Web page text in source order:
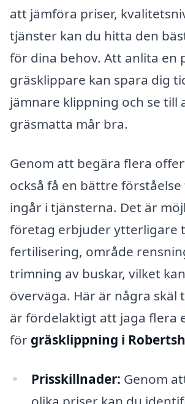
att jämföra priser,
tjänster kan du hitta den
för dina behov. Att anlita en
gräsklippare kan spara dig
jämnare klippning och se till
gräsmatta mår bra.
Genom att begära flera
också få en bättre
ingår i tjänsterna. Det är
företag erbjuder ytterligare
fertilisering, område
trimning av buskar, vilket
överväga. Här är några skäl
är fördelaktigt att jaga flera
för gräsklippning i
Prisskillnader: Genom